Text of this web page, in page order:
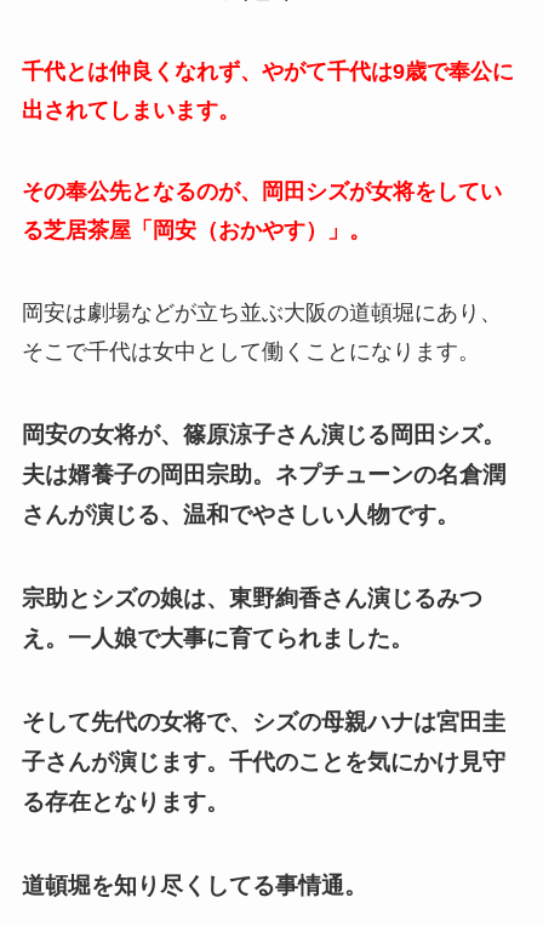
千代とは仲良くなれず、やがて千代は9歳で奉公に
出されてしまいます。
その奉公先となるのが、岡田シズが女将をしてい
る芝居茶屋「岡安（おかやす）」。
岡安は劇場などが立ち並ぶ大阪の道頓堀にあり、
そこで千代は女中として働くことになります。
岡安の女将が、篠原涼子さん演じる岡田シズ。
夫は婿養子の岡田宗助。ネプチューンの名倉潤
さんが演じる、温和でやさしい人物です。
宗助とシズの娘は、東野絢香さん演じるみつ
え。一人娘で大事に育てられました。
そして先代の女将で、シズの母親ハナは宮田圭
子さんが演じます。千代のことを気にかけ見守
る存在となります。
道頓堀を知り尽くしてる事情通。